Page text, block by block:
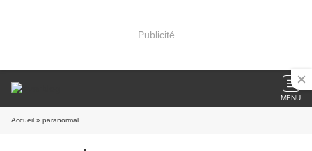
Publicité
MENU
Accueil » paranormal